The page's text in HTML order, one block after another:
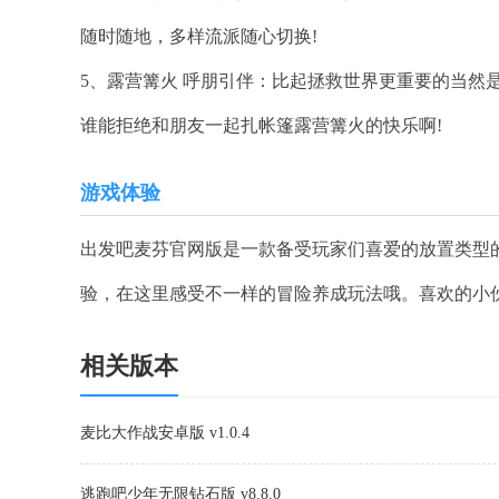
随时随地，多样流派随心切换!
5、露营篝火 呼朋引伴：比起拯救世界更重要的当然
谁能拒绝和朋友一起扎帐篷露营篝火的快乐啊!
游戏体验
出发吧麦芬官网版是一款备受玩家们喜爱的放置类
验，在这里感受不一样的冒险养成玩法哦。喜欢的小
相关版本
麦比大作战安卓版 v1.0.4
逃跑吧少年无限钻石版 v8.8.0